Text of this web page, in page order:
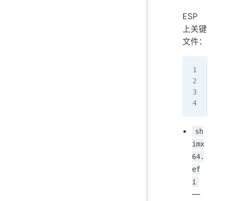
ESP
上关键
文件：
sh
imx
64.
ef
i
—